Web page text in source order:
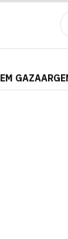
GAZA